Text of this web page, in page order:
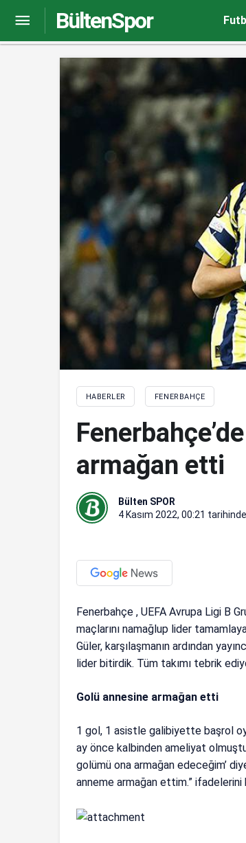
BültenSpor
HABERLER FENERBAHÇE
armağan etti
Bülten SPOR
4 Kasım 2022, 00:21 tarihinde
Fenerbahçe , UEFA Avrupa Ligi B
maçlarını namağlup lider
Güler, karşılaşmanın ardından
lider bitirdik. Tüm takımı tebrik
Golü annesine armağan etti
1 gol, 1 asistle galibiyette başrol
ay önce kalbinden ameliyat
golümü ona armağan edeceğim’
anneme armağan ettim.” ifadelerini
Fenerbahçe Teknik Direktörü Jorge